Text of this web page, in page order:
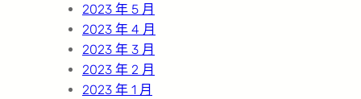
2023 年 5 月
2023 年 4 月
2023 年 3 月
2023 年 2 月
2023 年 1 月